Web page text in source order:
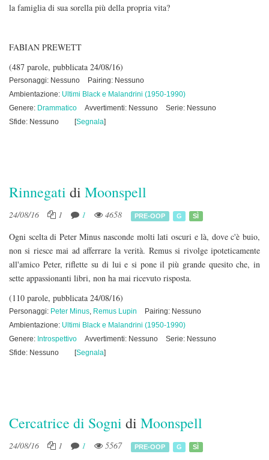
la famiglia di sua sorella più della propria vita?
FABIAN PREWETT
(487 parole, pubblicata 24/08/16)
Personaggi: Nessuno
Pairing: Nessuno
Ambientazione: Ultimi Black e Malandrini (1950-1990)
Genere: Drammatico Avvertimenti: Nessuno
Serie: Nessuno
Sfide: Nessuno
[Segnala]
Rinnegati di Moonspell
24/08/16 1 1 4658 PRE-OOP G SÌ
Ogni scelta di Peter Minus nasconde molti lati oscuri e là, dove c'è buio,
non si riesce mai ad afferrare la verità. Remus si rivolge ipoteticamente
all'amico Peter, riflette su di lui e si pone il più grande quesito che, in
sette appassionanti libri, non ha mai ricevuto risposta.
(110 parole, pubblicata 24/08/16)
Personaggi: Peter Minus, Remus Lupin
Pairing: Nessuno
Ambientazione: Ultimi Black e Malandrini (1950-1990)
Genere: Introspettivo Avvertimenti: Nessuno
Serie: Nessuno
Sfide: Nessuno
[Segnala]
Cercatrice di Sogni di Moonspell
24/08/16 1 1 5567 PRE-OOP G SÌ